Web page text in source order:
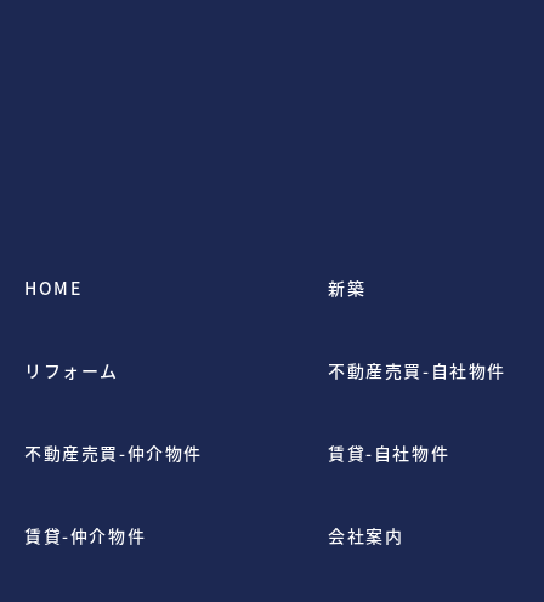
HOME 新築
リフォーム 不動産売買-自社物件
不動産売買-仲介物件 賃貸-自社物件
賃貸-仲介物件 会社案内